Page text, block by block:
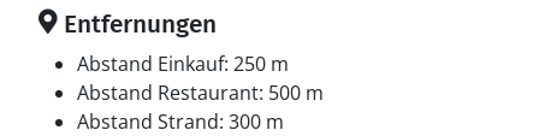
Entfernungen
Abstand Einkauf: 250 m
Abstand Restaurant: 500 m
Abstand Strand: 300 m